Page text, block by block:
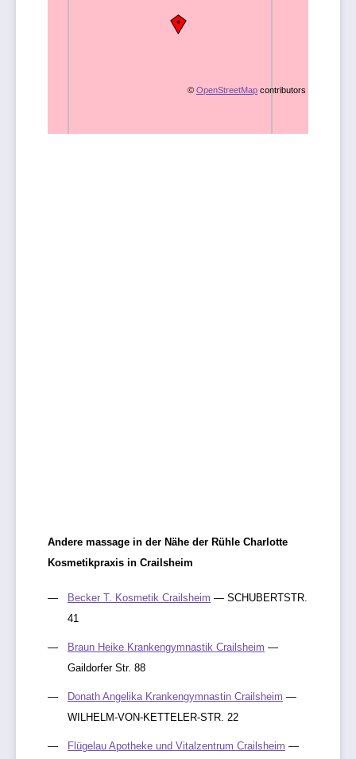
© OpenStreetMap contributors
Andere massage in der Nähe der Rühle Charlotte
Kosmetikpraxis in Crailsheim
Becker T. Kosmetik Crailsheim — SCHUBERTSTR.
41
Braun Heike Krankengymnastik Crailsheim —
Gaildorfer Str. 88
Donath Angelika Krankengymnastin Crailsheim —
WILHELM-VON-KETTELER-STR. 22
Flügelau Apotheke und Vitalzentrum Crailsheim —